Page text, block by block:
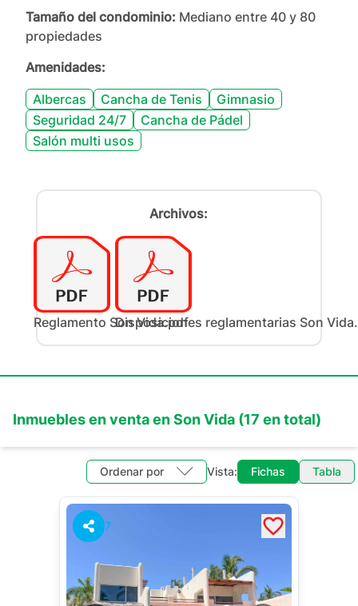
Tamaño del condominio: Mediano entre 40 y 80
propiedades
Amenidades:
Albercas
Cancha de Tenis
Gimnasio
Seguridad 24/7
Cancha de Pádel
Salón multi usos
Archivos:
Reglamento Son Vida.pdfDisposiciones reglamentarias Son
Inmuebles enventaenSon Vida (17 en total)
Ordenar por Vista: Fichas Tabla
7